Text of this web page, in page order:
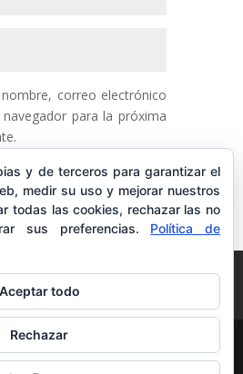
correo electrónico
para la próxima
Cursos y Servicios Online
¿Hablamos?
y de terceros para garantizar el
medir su uso y mejorar nuestros
todas las cookies, rechazar las no
sus preferencias. Política de
Aceptar todo
Rechazar